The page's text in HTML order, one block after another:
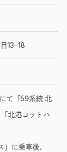
13−18
て「59系統 北
北港ヨットハ
に乗車後、